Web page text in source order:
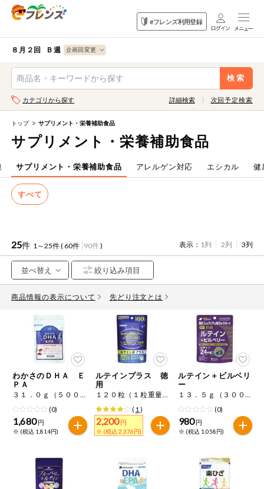
eフレンズ利用登録
ログイン
生協加入はこちら
eフレンズとは
登録から開始まで
注文番号注文
お気に入り注文
注文履歴注文
WEBカタログ
先着限定から探す
人気カテゴリ
食品から探す
家庭用品から探す
８月２回 Ｂ週
検索
食品
から探す
目的
から探す
果物
野菜
肉・ハム・ソ
ーセージ
魚介・加工品
米・雑穀など
パン・ジャム
豆腐・納豆・
こんにゃく
冷凍食品
ミールキット
など
麺類
レトルト・缶
詰・瓶詰
果物すべて
カテゴリから探す 詳細検索
検索条件を指定してください。全項目に条件を指定しなくて
も検索できます。
キーワード
キーワードをすべて含む
メーカー名
カテゴリ
特価情報
アレルゲン情報
特定原材料と特定原材料に準ずるものが含まれていない商品
を検索できます。
小麦 卵
次回予定検索
トップ サプリメント・栄養補助食品
サプリメント・栄養補助食品
サプリメント・栄養補助食品 アレルゲン対応 エシカル 健
すべて
25件 1～25件 ( 60件 90件) 表示： 1列 2列 3列
商品情報の表示について 先どり注文とは
わかさのＤＨＡ Ｅ
ＰＡ
３１．０ｇ（５００ｍｇ×６２粒）
(0)
1,680 円
※ (税込 1,814円)
ルテインプラス 徳
用
１２０粒（１粒重量４７０ｍｇ）
( 1 )
2,200 円
※ (税込 2,376円)
ルテイン＋ビルベリ
ー
１３．５ｇ（３００ｍｇ×４５粒）
(0)
980円
※ (税込 1,058円)